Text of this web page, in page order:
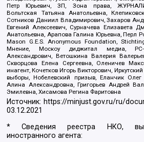
Петр Юрьевич, ЗП, Зона права,
Вольтская Татьяна Анатольевна,
Сотников Даниил Владимирович, Захаров
Евгений Алексеевич, Сурначева Елизавета
Анатольевна, Арапова Галина Юрьевна, Перл
Mason G.E.S. Anonymous Foundation,
Мнение, Москоу диджитал медиа, РС-
Александрович, Ветошкина Валерия
Скворцова Елена Сергеевна, Оленичев
инагент, Кочетков Игорь Викторович,
выборы, Нобелевский призыв, Еланчик Олег
Алина Александровна, Григорьев Андрей
Эмилевна, Хисамова Регина Фаритовна
Источник: https://minjust.gov.ru/ru/
03.12.2021
* Сведения реестра НКО,
иностранного агента: